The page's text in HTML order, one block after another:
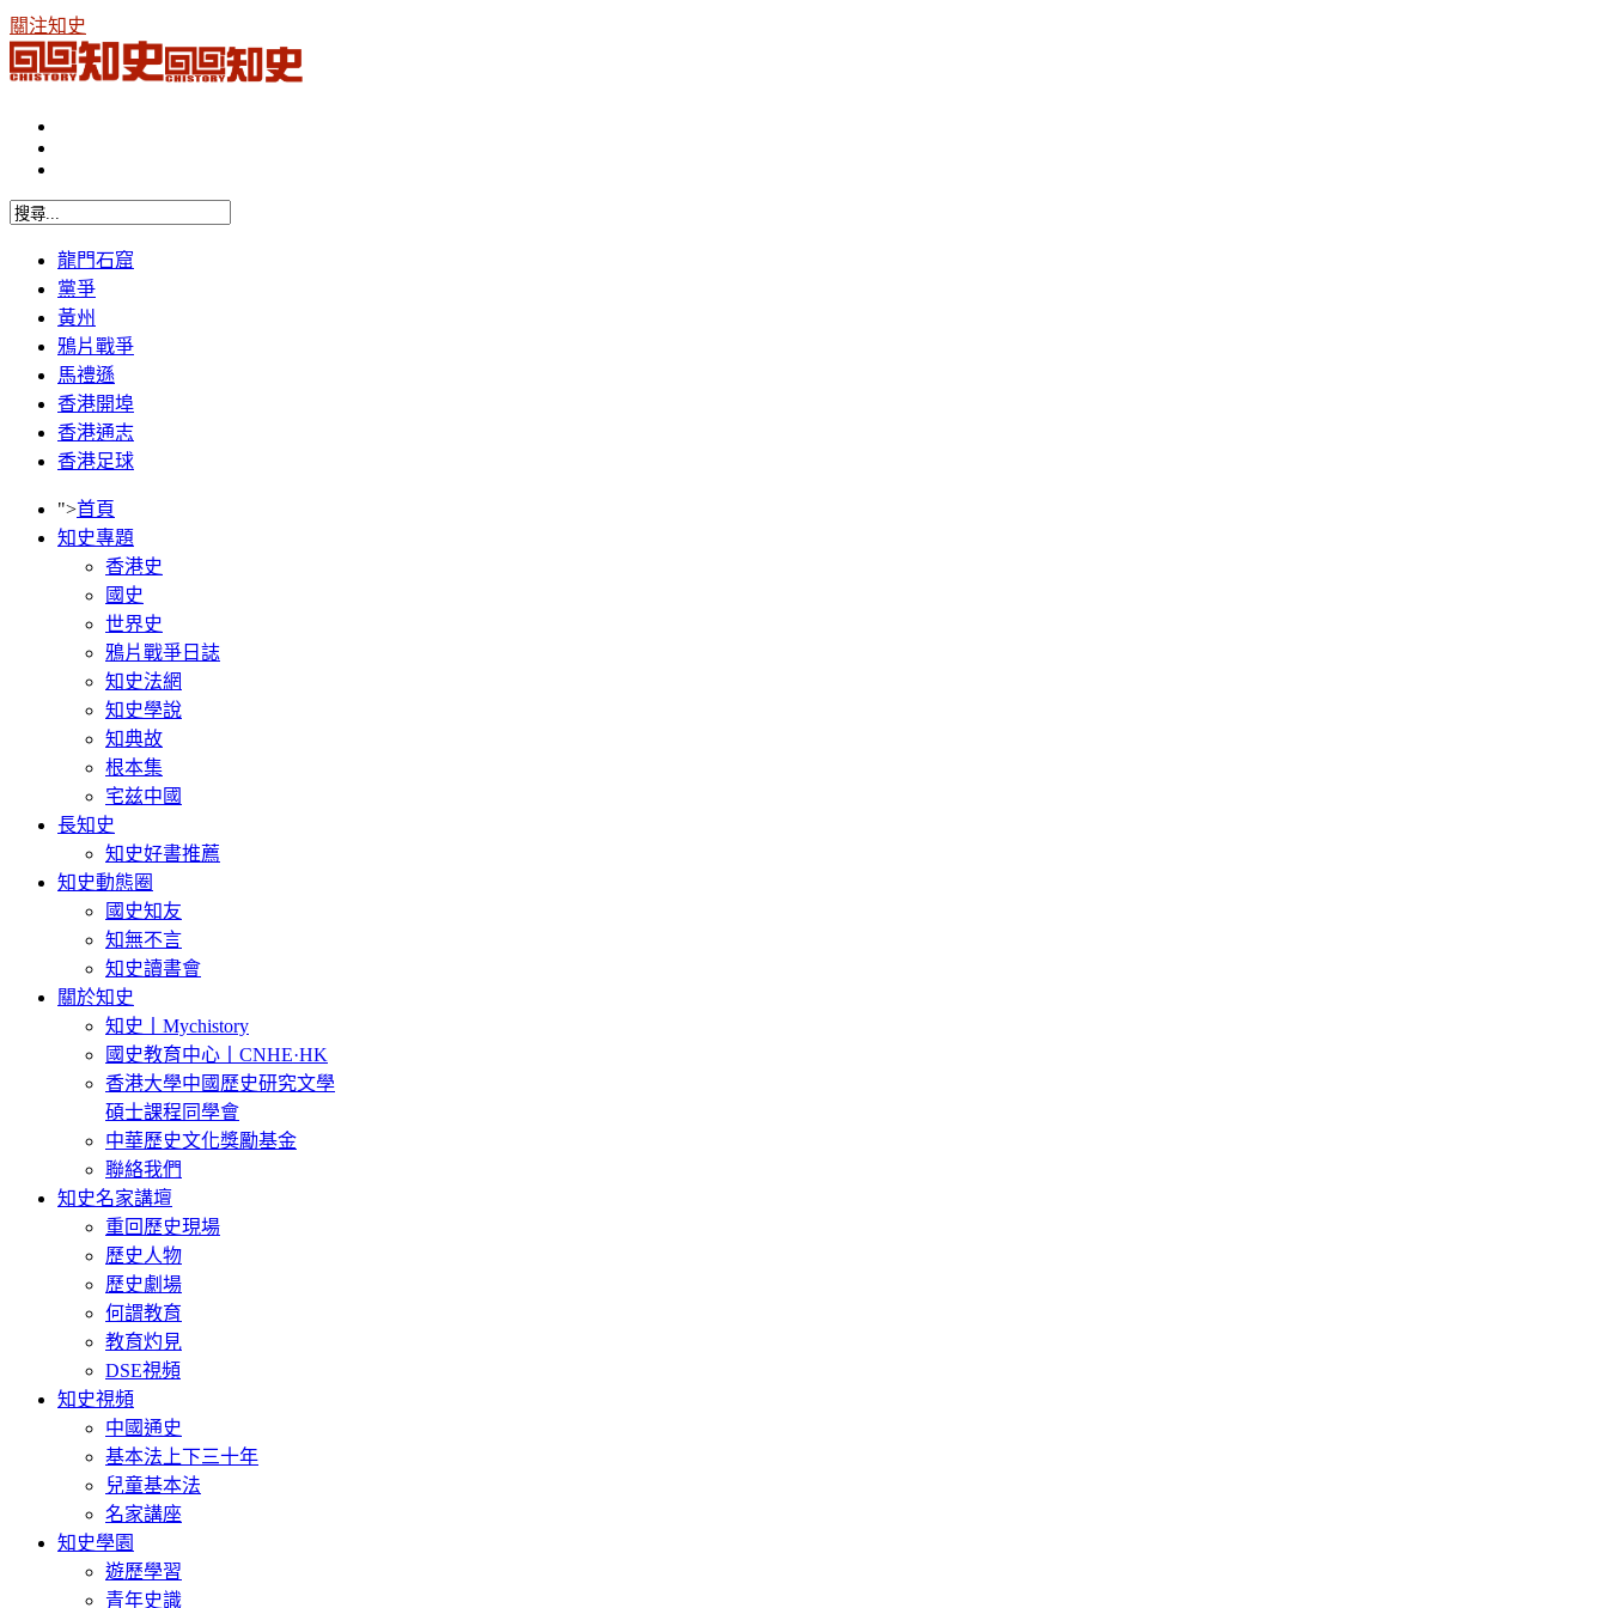
關注知史
龍門石窟
黨爭
黃州
鴉片戰爭
馬禮遜
香港開埠
香港通志
香港足球
">首頁
知史專題
香港史
國史
世界史
鴉片戰爭日誌
知史法網
知史學說
知典故
根本集
宅兹中國
長知史
知史好書推薦
知史動態圈
國史知友
知無不言
知史讀書會
關於知史
知史丨Mychistory
國史教育中心丨CNHE·HK
香港大學中國歷史研究文學
碩士課程同學會
中華歷史文化獎勵基金
聯絡我們
知史名家講壇
重回歷史現場
歷史人物
歷史劇場
何謂教育
教育灼見
DSE視頻
知史視頻
中國通史
基本法上下三十年
兒童基本法
名家講座
知史學園
遊歷學習
青年史識